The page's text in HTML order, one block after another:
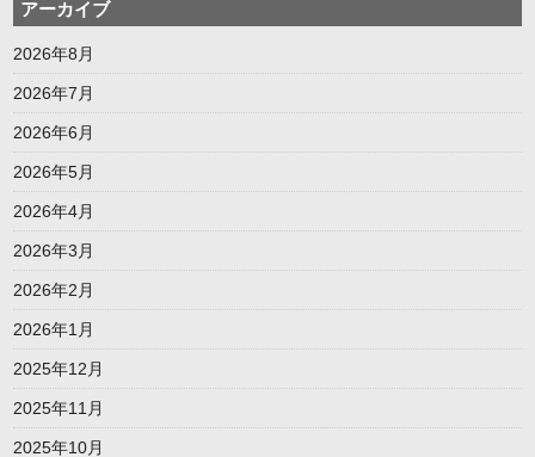
アーカイブ
2026年8月
2026年7月
2026年6月
2026年5月
2026年4月
2026年3月
2026年2月
2026年1月
2025年12月
2025年11月
2025年10月